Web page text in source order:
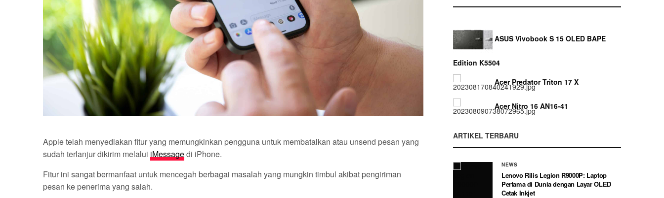
Apple telah menyediakan fitur yang memungkinkan pengguna untuk membatalkan atau unsend pesan yang
sudah terlanjur dikirim melalui iMessagedi iPhone.
Fitur ini sangat bermanfaat untuk mencegah berbagai masalah yang mungkin timbul akibat pengiriman
pesan ke penerima yang salah.
ASUS Vivobook S 15 OLED BAPE
Edition K5504
Acer Predator Triton 17 X
Acer Nitro 16 AN16-41
ARTIKEL TERBARU
NEWS
Lenovo Rilis Legion R9000P: Laptop
Pertama di Dunia dengan Layar OLED
Cetak Inkjet